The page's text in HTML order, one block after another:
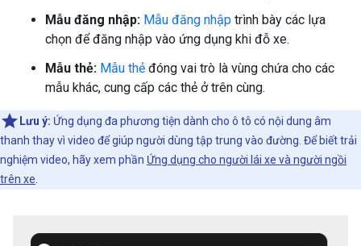
Mẫu đăng nhập: Mẫu đăng nhập trình bày các lựa
chọn để đăng nhập vào ứng dụng khi đỗ xe.
Mẫu thẻ: Mẫu thẻ đóng vai trò là vùng chứa cho các
mẫu khác, cung cấp các thẻ ở trên cùng.
Lưu ý: Ứng dụng đa phương tiện dành cho ô tô có nội dung âm
thanh thay vì video để giúp người dùng tập trung vào đường. Để biết trải
nghiệm video, hãy xem phần Ứng dụng cho người lái xe và người ngồi
trên xe